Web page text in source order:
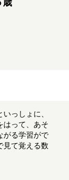
歳
っしょに、
はって、あそ
がる学習がで
見て覚える数